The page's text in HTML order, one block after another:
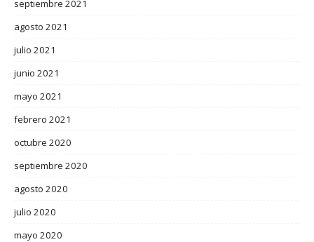
septiembre 2021
agosto 2021
julio 2021
junio 2021
mayo 2021
febrero 2021
octubre 2020
septiembre 2020
agosto 2020
julio 2020
mayo 2020